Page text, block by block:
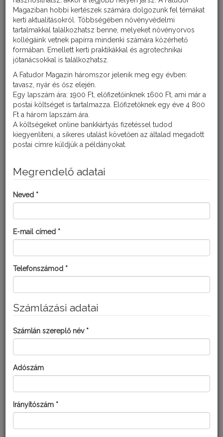
KARATHANE STAR
MISTER
Magaziban hobbi kertészek számára dolgozunk fel témákat
kerti aktualitásokról. Többségében növényvédelmi
tartalmakkal találkozhatsz benne, melyeket növényorvos
kollégáink vetnek papírra mindenki számára közérhető
formában. Emellett kerti praktikákkal és agrotechnikai
jótanácsokkal is találkozhatsz.
A Fatudor Magazin háromszor jelenik meg egy évben:
tavasz, nyár és ősz elején.
Egy lapszám ára: 1900 Ft, előfizetőinknek 1600 Ft, ami már a
postai költséget is tartalmazza. Előfizetőknek egy éve 4 800
Ft a három lapszám ára.
A költségeket online bankkártyás fizetéssel tudod
kiegyenlíteni, a sikeres utalást követően az általad megadott
postai címre küldjük a példányokat.
Megrendelő adatai
Neved *
E-mail címed *
Telefonszámod *
Számlázási adatai
Számlán szereplő név *
Adószám
Irányítószám *